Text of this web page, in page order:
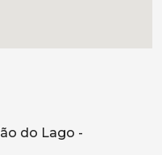
do Lago -